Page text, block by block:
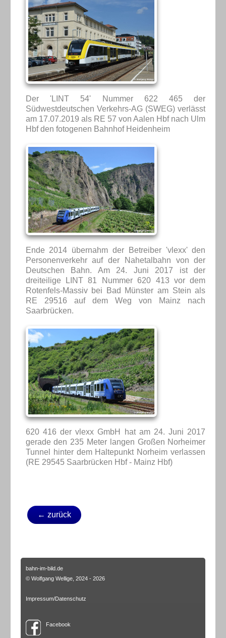
Der 'LINT 54' Nummer 622 465 der
Südwestdeutschen Verkehrs-AG (SWEG) verlässt
am 17.07.2019 als RE 57 von Aalen Hbf nach Ulm
Hbf den fotogenen Bahnhof Heidenheim
Ende 2014 übernahm der Betreiber 'vlexx' den
Personenverkehr auf der Nahetalbahn von der
Deutschen Bahn. Am 24. Juni 2017 ist der
dreiteilige LINT 81 Nummer 620 413 vor dem
Rotenfels-Massiv bei Bad Münster am Stein als
RE 29516 auf dem Weg von Mainz nach
Saarbrücken.
620 416 der vlexx GmbH hat am 24. Juni 2017
gerade den 235 Meter langen Großen Norheimer
Tunnel hinter dem Haltepunkt Norheim verlassen
(RE 29545 Saarbrücken Hbf - Mainz Hbf)
← zurück
bahn-im-bild.de
© Wolfgang Wellige, 2024 - 2026
Impressum/Datenschutz
Facebook